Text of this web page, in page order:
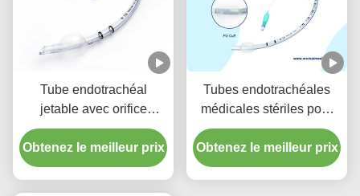
Tube endotrachéal
jetable avec orifice
d'aspiration - PVC
transparent sans DEHP
pour une garantie de
Obtenez le meilleur prix
Tubes endotrachéales
médicales stériles pour
toutes les tailles avec CE
ISO
Obtenez le meilleur prix